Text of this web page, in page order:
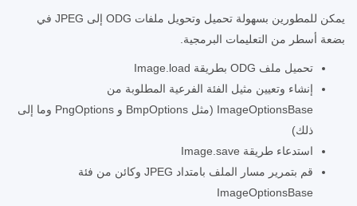
يمكن للمطورين بسهولة تحميل وتحويل ملفات ODG إلى JPEG في
بضعة أسطر من التعليمات البرمجية.
تحميل ملف ODG بطريقة Image.load
إنشاء وتعيين مثيل الفئة الفرعية المطلوبة من
ImageOptionsBase (مثل BmpOptions و PngOptions وما إلى
ذلك)
استدعاء طريقة Image.save
قم بتمرير مسار الملف بامتداد JPEG وكائن من فئة
ImageOptionsBase